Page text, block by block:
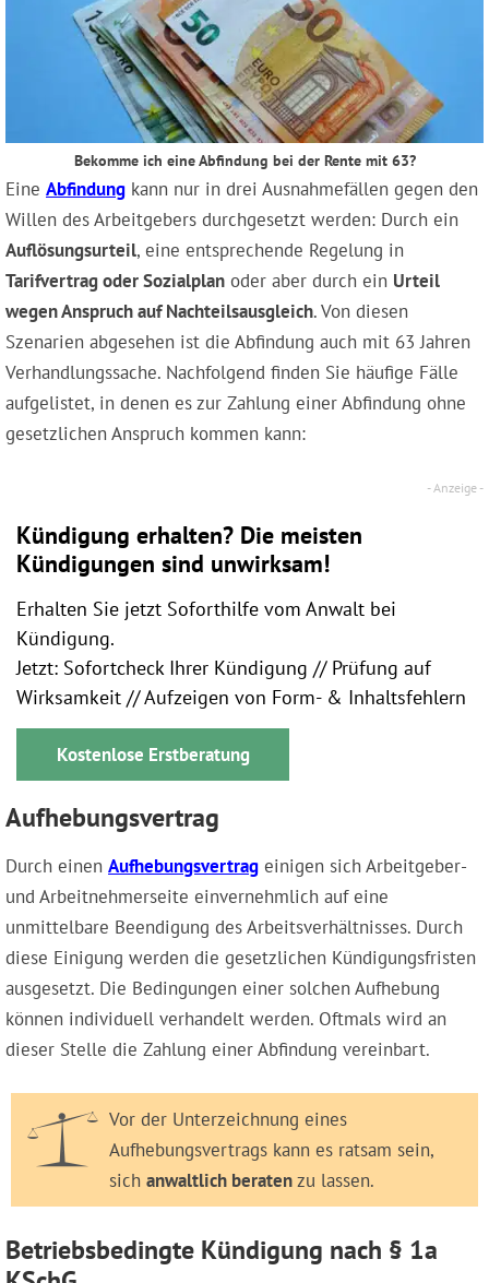
Bekomme ich eine Abfindung bei der Rente mit 63?
Eine Abfindung kann nur in drei Ausnahmefällen gegen den
Willen des Arbeitgebers durchgesetzt werden: Durch ein
Auflösungsurteil, eine entsprechende Regelung in
Tarifvertrag oder Sozialplan oder aber durch ein Urteil
wegen Anspruch auf Nachteilsausgleich. Von diesen
Szenarien abgesehen ist die Abfindung auch mit 63 Jahren
Verhandlungssache. Nachfolgend finden Sie häufige Fälle
aufgelistet, in denen es zur Zahlung einer Abfindung ohne
gesetzlichen Anspruch kommen kann:
Kündigung erhalten? Die meisten
Kündigungen sind unwirksam!
Erhalten Sie jetzt Soforthilfe vom Anwalt bei
Kündigung.
Jetzt: Sofortcheck Ihrer Kündigung // Prüfung auf
Wirksamkeit // Aufzeigen von Form- & Inhaltsfehlern
Kostenlose Erstberatung
Aufhebungsvertrag
Durch einen Aufhebungsvertrag einigen sich Arbeitgeber-
und Arbeitnehmerseite einvernehmlich auf eine
unmittelbare Beendigung des Arbeitsverhältnisses. Durch
diese Einigung werden die gesetzlichen Kündigungsfristen
ausgesetzt. Die Bedingungen einer solchen Aufhebung
können individuell verhandelt werden. Oftmals wird an
dieser Stelle die Zahlung einer Abfindung vereinbart.
Vor der Unterzeichnung eines
Aufhebungsvertrags kann es ratsam sein,
sich anwaltlich beratenzu lassen.
Betriebsbedingte Kündigung nach § 1a